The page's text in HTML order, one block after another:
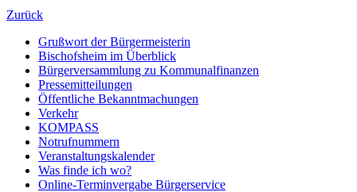
Zurück
Grußwort der Bürgermeisterin
Bischofsheim im Überblick
Bürgerversammlung zu Kommunalfinanzen
Pressemitteilungen
Öffentliche Bekanntmachungen
Verkehr
KOMPASS
Notrufnummern
Veranstaltungskalender
Was finde ich wo?
Online-Terminvergabe Bürgerservice